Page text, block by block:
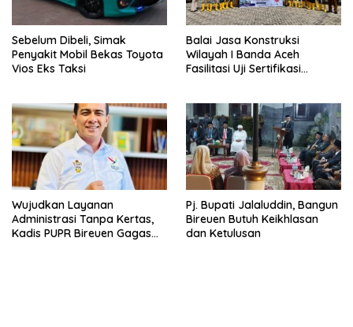
Sebelum Dibeli, Simak
Penyakit Mobil Bekas Toyota
Vios Eks Taksi
Balai Jasa Konstruksi
Wilayah I Banda Aceh
Fasilitasi Uji Sertifikasi
Wujudkan Layanan
Administrasi Tanpa Kertas,
Kadis PUPR Bireuen Gagas
Pj. Bupati Jalaluddin, Bangun
Bireuen Butuh Keikhlasan
dan Ketulusan